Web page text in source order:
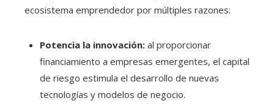
ecosistema emprendedor por múltiples razones:
Potencia la innovación: al proporcionar
financiamiento a empresas emergentes, el capital
de riesgo estimula el desarrollo de nuevas
tecnologías y modelos de negocio.